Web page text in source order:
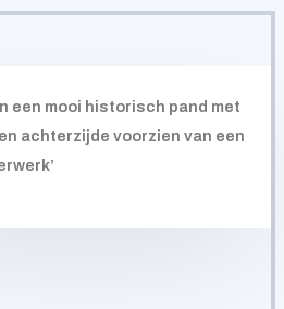
een mooi historisch pand met
achterzijde voorzien van een